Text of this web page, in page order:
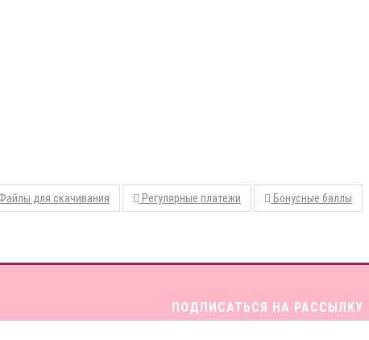
для скачивания Регулярные платежи
Бонусные баллы
ПОДПИСАТЬСЯ НА РАССЫЛКУ